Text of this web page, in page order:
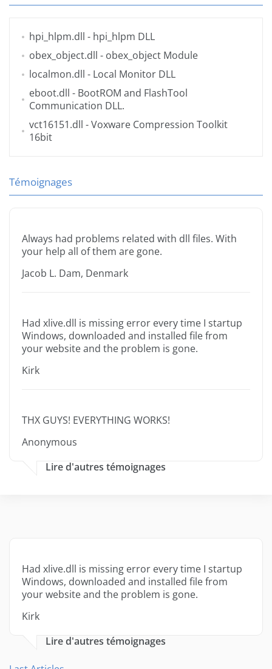
hpi_hlpm.dll - hpi_hlpm DLL
obex_object.dll - obex_object Module
localmon.dll - Local Monitor DLL
eboot.dll - BootROM and FlashTool
Communication DLL.
vct16151.dll - Voxware Compression Toolkit
16bit
Témoignages
Always had problems related with dll files. With
your help all of them are gone.
Jacob L. Dam, Denmark
Had xlive.dll is missing error every time I startup
Windows, downloaded and installed file from
your website and the problem is gone.
Kirk
THX GUYS! EVERYTHING WORKS!
Anonymous
Lire d'autres témoignages
Had xlive.dll is missing error every time I startup
Windows, downloaded and installed file from
your website and the problem is gone.
Kirk
Lire d'autres témoignages